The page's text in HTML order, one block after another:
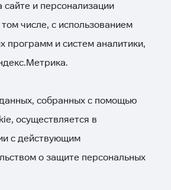
сайте и персонализации
числе, с использованием
программ и систем аналитики,
собранных с помощью
осуществляется в
с действующим
о защите персональных